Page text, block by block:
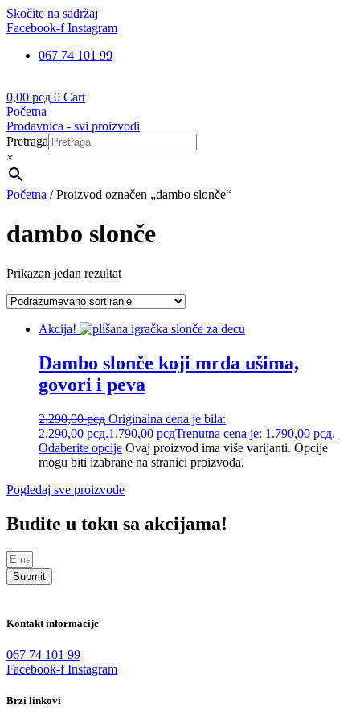
Skočite na sadržaj
Facebook-f Instagram
067 74 101 99
0,00 рсд 0 Cart
Početna
Prodavnica - svi proizvodi
Pretraga
×
Početna / Proizvod označen „dambo slonče“
dambo slonče
Prikazan jedan rezultat
Akcija!
Dambo slonče koji mrda ušima,
govori i peva
2.290,00рсд Originalna cena je bila:
2.290,00 рсд.1.790,00 рсдTrenutna cena je: 1.790,00 рсд.
Odaberite opcije Ovaj proizvod ima više varijanti. Opcije
mogu biti izabrane na stranici proizvoda.
Pogledaj sve proizvode
Budite u toku sa akcijama!
Submit
Kontakt informacije
067 74 101 99
Facebook-f Instagram
Brzi linkovi